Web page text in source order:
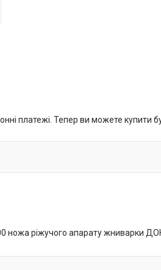
платежі. Тепер ви можете купити
ножа ріжучого апарату жниварки